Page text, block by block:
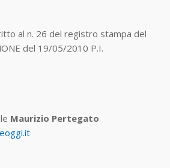
al n. 26 del registro stampa del
del 19/05/2010 P.I.
Maurizio Pertegato